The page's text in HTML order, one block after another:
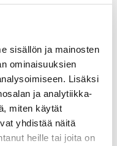
sisällön ja mainosten
ominaisuuksien
Lisäksi
ja analytiikka-
miten käytät
yhdistää näitä
heille tai joita on